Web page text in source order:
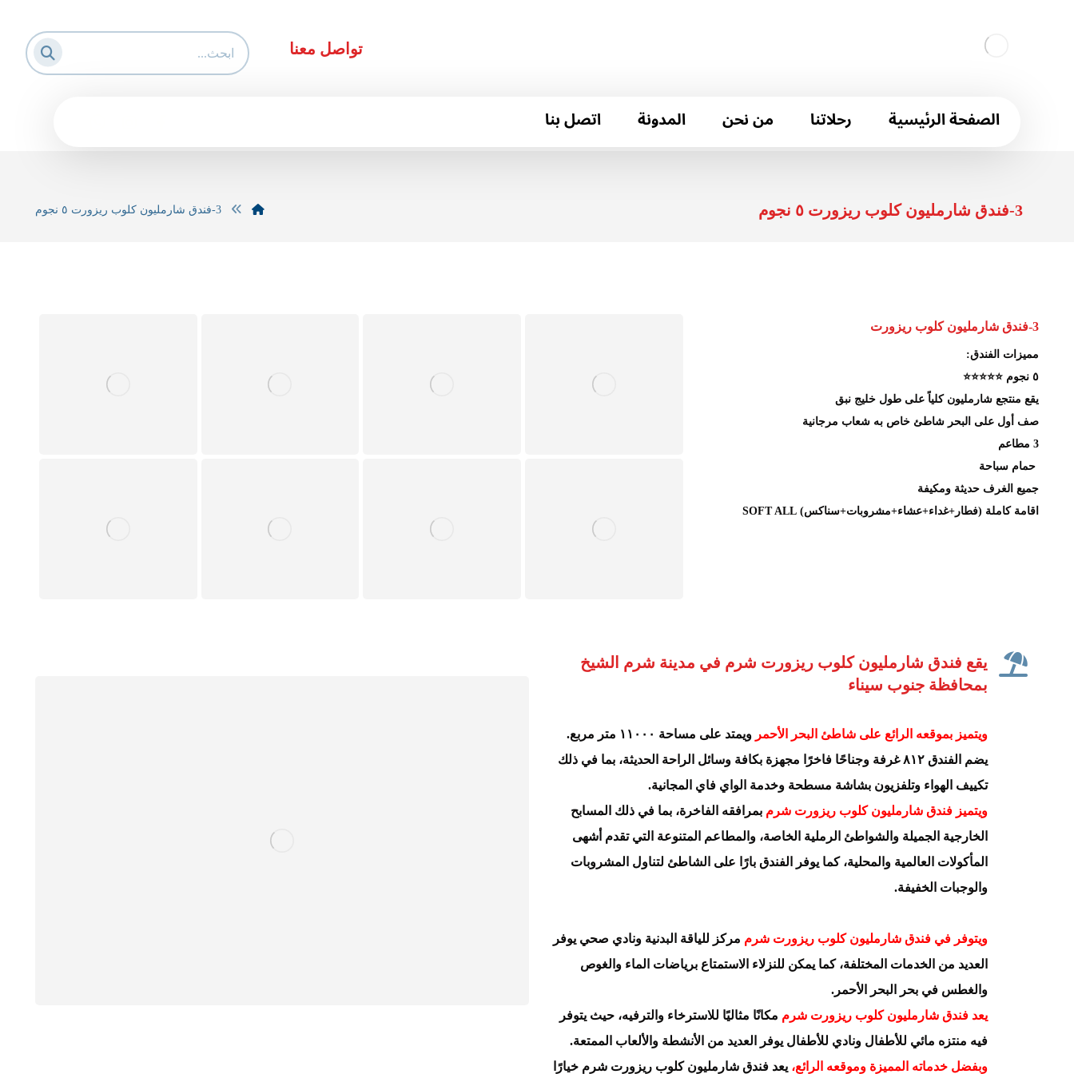
تواصل معنا
الصفحة الرئيسية رحلاتنا من نحن المدونة اتصل بنا
3-فندق شارمليون كلوب ريزورت ٥ نجوم 3-فندق شارمليون كلوب ريزورت ٥ نجوم
3-فندق شارمليون كلوب ريزورت
مميزات الفندق:
٥ نجوم ⭐️⭐️⭐️⭐️⭐️
يقع منتجع شارمليون كلياً على طول خليج نبق
صف أول على البحر شاطئ خاص به شعاب مرجانية
3 مطاعم
حمام سباحة
جميع الغرف حديثة ومكيفة
اقامة كاملة (فطار+غداء+عشاء+مشروبات+سناكس) SOFT ALL
يقع فندق شارمليون كلوب ريزورت شرم في مدينة شرم الشيخ
بمحافظة جنوب سيناء
ويتميز بموقعه الرائع على شاطئ البحر الأحمر
ويمتد على مساحة ١١٠٠٠ متر مربع.
يضم الفندق ٨١٢ غرفة وجناحًا فاخرًا مجهزة بكافة وسائل الراحة الحديثة، بما في ذلك
تكييف الهواء وتلفزيون بشاشة مسطحة وخدمة الواي فاي المجانية.
ويتميز فندق شارمليون كلوب ريزورت شرم بمرافقه الفاخرة، بما في ذلك المسابح
الخارجية الجميلة والشواطئ الرملية الخاصة، والمطاعم المتنوعة التي تقدم أشهى
المأكولات العالمية والمحلية، كما يوفر الفندق بارًا على الشاطئ لتناول المشروبات
والوجبات الخفيفة.
ويتوفر في فندق شارمليون كلوب ريزورت شرم مركز للياقة البدنية ونادي صحي يوفر
العديد من الخدمات المختلفة، كما يمكن للنزلاء الاستمتاع برياضات الماء والغوص
والغطس في بحر البحر الأحمر.
يعد فندق شارمليون كلوب ريزورت شرم مكانًا مثاليًا للاسترخاء والترفيه، حيث يتوفر
فيه منتزه مائي للأطفال ونادي للأطفال يوفر العديد من الأنشطة والألعاب الممتعة.
وبفضل خدماته المميزة وموقعه الرائع، يعد فندق شارمليون كلوب ريزورت شرم خيارًا